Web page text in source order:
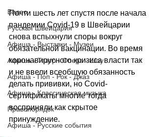
Видео
Русская Швейцария
Афиша - Выставки - Музеи
Афиша - Театр - Опера - Шоу
Афиша - Поп - Рок - Джаз
Афиша - Классическая музыка
Правопорядок
Афиша - Русские события
Почти шесть лет спустя после начала
пандемии Covid-19 в Швейцарии
снова вспыхнули споры вокруг
обязательной вакцинации. Во время
коронавирусного кризиса власти так
и не ввели всеобщую обязанность
делать прививки, но Covid-
сертификаты многие тогда
восприняли как скрытое
принуждение.